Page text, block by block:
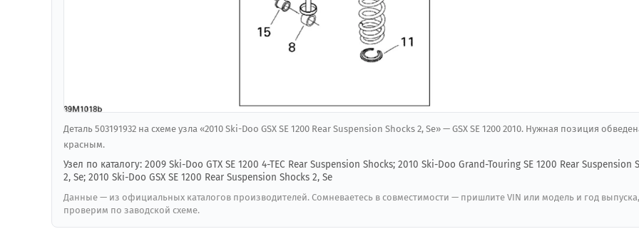
Деталь 503191932 на схеме узла «2010 Ski-Doo GSX SE 1200 Rear Suspension Shocks 2, Se» — GSX SE 1200 2010. Нужная позиция
красным.
Узел по каталогу: 2009 Ski-Doo GTX SE 1200 4-TEC Rear Suspension Shocks; 2010 Ski-Doo Grand-Touring SE 1200 Rear Suspension
2, Se; 2010 Ski-Doo GSX SE 1200 Rear Suspension Shocks 2, Se
Данные — из официальных каталогов производителей. Сомневаетесь в совместимости — пришлите VIN или модель и год выпуска,
проверим по заводской схеме.